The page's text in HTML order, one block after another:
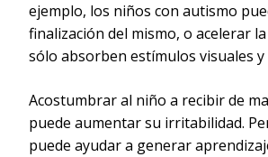
ejemplo, los niños con autismo
finalización del mismo, o acelerar
sólo absorben estímulos visuales
Acostumbrar al niño a recibir de
puede aumentar su irritabilidad.
puede ayudar a generar